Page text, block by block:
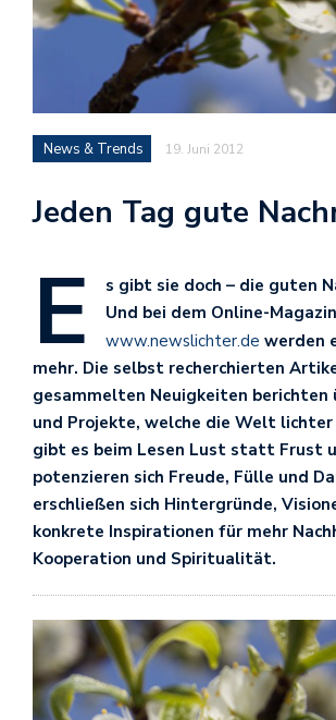
News & Trends 19. Juni 2012
Jeden Tag gute
E
s gibt sie doch – die guten
Und bei dem Online-Magazin
www.newslichter.de werden
mehr. Die selbst recherchierten
gesammelten Neuigkeiten berichten
und Projekte, welche die Welt lichter
gibt es beim Lesen Lust statt Frust
potenzieren sich Freude, Fülle und
erschließen sich Hintergründe,
konkrete Inspirationen für mehr
Kooperation und Spiritualität.